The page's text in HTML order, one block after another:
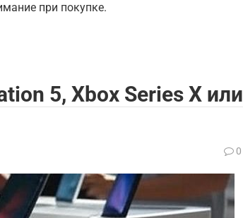
при покупке.
5, Xbox Series X или
0